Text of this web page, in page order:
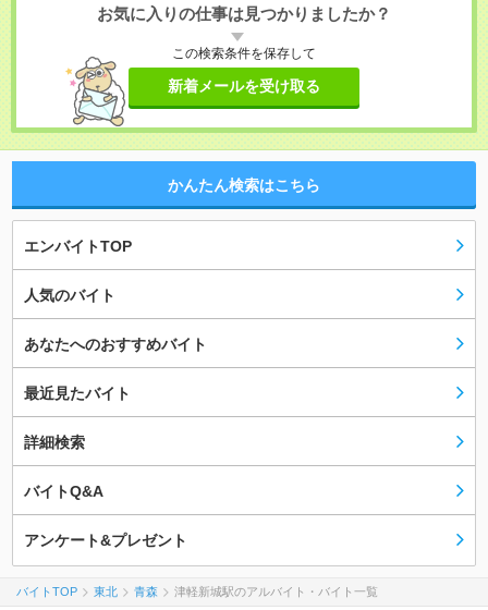
お気に入りの仕事は見つかりましたか？
この検索条件を保存して
新着メールを受け取る
かんたん検索はこちら
エンバイトTOP
人気のバイト
あなたへのおすすめバイト
最近見たバイト
詳細検索
バイトQ&A
アンケート&プレゼント
バイトTOP 東北 青森 津軽新城駅のアルバイト・バイト一覧